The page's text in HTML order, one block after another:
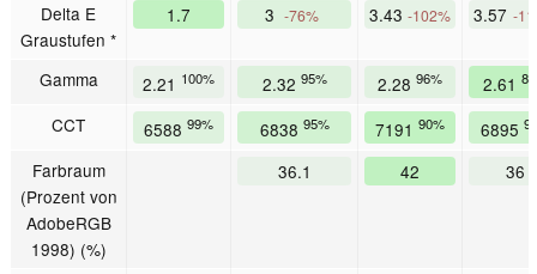
Delta E
Graustufen *
1.7 3 -76% 3.43 -102% 3.57 -
Gamma 2.21 100% 2.32 95% 2.28 96% 2.61
CCT 6588 99% 6838 95% 7191 90% 6895
Farbraum
(Prozent von
AdobeRGB
1998) (%)
36.1 42 36